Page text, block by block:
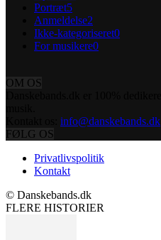
Portræt5
Anmeldelse2
Ikke-kategoriseret0
For musikere0
OM OS
info@danskebands.dk
FØLG OS
Privatlivspolitik
Kontakt
© Danskebands.dk
FLERE HISTORIER